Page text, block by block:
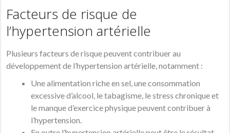
Facteurs de risque de
l’hypertension artérielle
Plusieurs facteurs de risque peuvent contribuer au
développement de l’hypertension artérielle, notamment :
Une alimentation riche en sel, une consommation
excessive d’alcool, le tabagisme, le stress chronique et
le manque d’exercice physique peuvent contribuer à
l’hypertension.